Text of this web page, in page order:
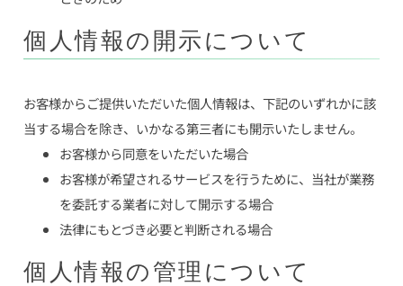
個人情報の開示について
お客様からご提供いただいた個人情報は、下記のいずれかに該
当する場合を除き、いかなる第三者にも開示いたしません。
お客様から同意をいただいた場合
お客様が希望されるサービスを行うために、当社が業務
を委託する業者に対して開示する場合
法律にもとづき必要と判断される場合
個人情報の管理について